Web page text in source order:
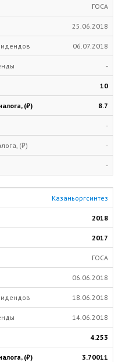
ГОСА
25.06.2018
06.07.2018
-
10
8.7
-
-
-
Казаньоргсинтез
2018
2017
ГОСА
06.06.2018
18.06.2018
14.06.2018
4.253
3.70011